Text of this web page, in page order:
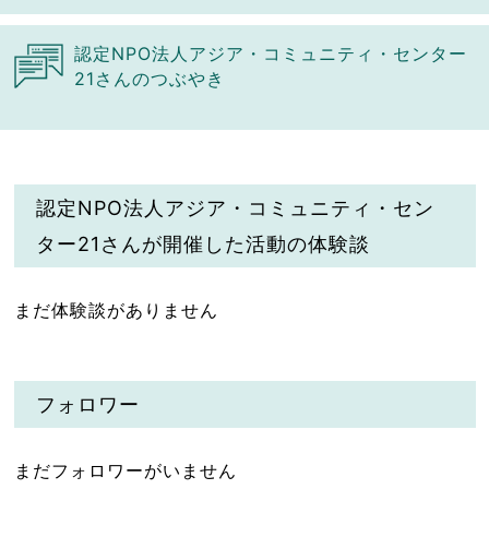
認定NPO法人アジア・コミュニティ・センター
21さんのつぶやき
認定NPO法人アジア・コミュニティ・セン
ター21さんが開催した活動の体験談
まだ体験談がありません
フォロワー
まだフォロワーがいません